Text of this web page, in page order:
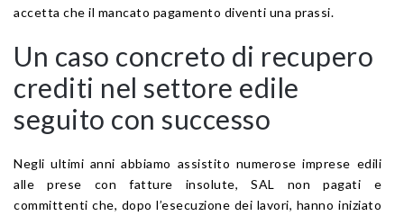
accetta che il mancato pagamento diventi una prassi.
Un caso concreto di recupero
crediti nel settore edile
seguito con successo
Negli ultimi anni abbiamo assistito numerose imprese edili
alle prese con fatture insolute, SAL non pagati e
committenti che, dopo l’esecuzione dei lavori, hanno iniziato